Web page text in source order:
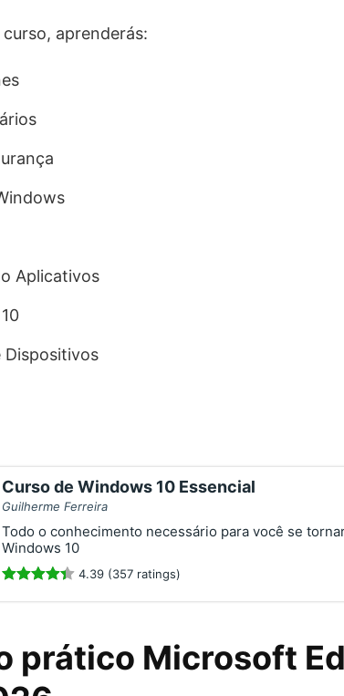
aprenderás:
Aplicativos
Dispositivos
Curso de Windows 10 Essencial
Guilherme Ferreira
Todo o conhecimento necessário para você se
Windows 10
4.39 (357 ratings)
prático Microsoft